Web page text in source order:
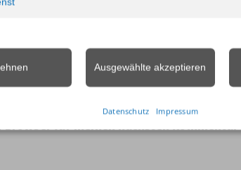
Browser für meinen nächsten Kommentar
Ausgewählte akzeptieren
Datenschutz Impressum